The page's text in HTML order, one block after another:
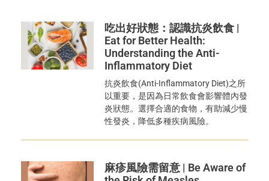
吃出好狀態：認識抗炎飲食 |
Eat for Better Health:
Understanding the Anti-
Inflammatory Diet
抗炎飲食(Anti-Inflammatory Diet)之所
以重要，是因為日常飲食會影響體內發
炎狀態。選擇合適的食物，有助減少慢
性發炎，降低多種疾病風險。
麻疹風險需留意 | Be Aware of